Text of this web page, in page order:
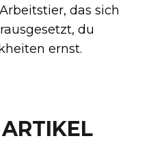
das sich
du
ernst.